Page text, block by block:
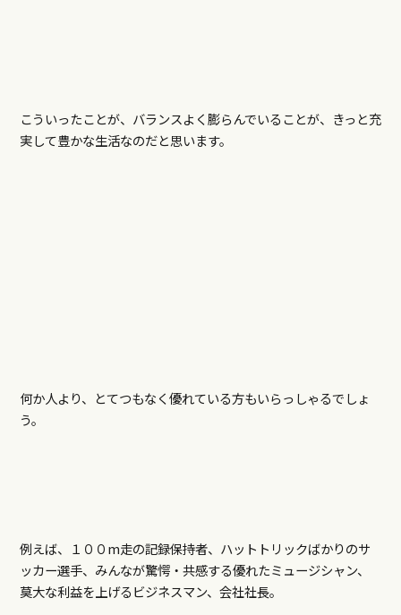
こういったことが、バランスよく膨らんでいることが、きっと充
実して豊かな生活なのだと思います。
何か人より、とてつもなく優れている方もいらっしゃるでしょ
う。
例えば、１００m走の記録保持者、ハットトリックばかりのサ
ッカー選手、みんなが驚愕・共感する優れたミュージシャン、
莫大な利益を上げるビジネスマン、会社社長。